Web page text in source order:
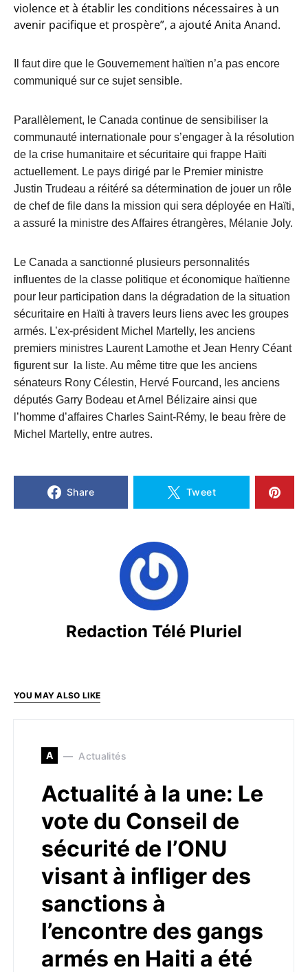
violence et à établir les conditions nécessaires à un
avenir pacifique et prospère”, a ajouté Anita Anand.
Il faut dire que le Gouvernement haïtien n’a pas encore
communiqué sur ce sujet sensible.
Parallèlement, le Canada continue de sensibiliser la
communauté internationale pour s’engager à la résolution
de la crise humanitaire et sécuritaire qui frappe Haïti
actuellement. Le pays dirigé par le Premier ministre
Justin Trudeau a réitéré sa détermination de jouer un rôle
de chef de file dans la mission qui sera déployée en Haïti,
a assuré la ministre des Affaires étrangères, Mélanie Joly.
Le Canada a sanctionné plusieurs personnalités
influentes de la classe politique et économique haïtienne
pour leur participation dans la dégradation de la situation
sécuritaire en Haïti à travers leurs liens avec les groupes
armés. L’ex-président Michel Martelly, les anciens
premiers ministres Laurent Lamothe et Jean Henry Céant
figurent sur la liste. Au même titre que les anciens
sénateurs Rony Célestin, Hervé Fourcand, les anciens
députés Garry Bodeau et Arnel Bélizaire ainsi que
l’homme d’affaires Charles Saint-Rémy, le beau frère de
Michel Martelly, entre autres.
Share Tweet
Redaction Télé Pluriel
YOU MAY ALSO LIKE
A Actualités
Actualité à la une: Le
vote du Conseil de
sécurité de l’ONU
visant à infliger des
sanctions à
l’encontre des gangs
armés en Haiti a été